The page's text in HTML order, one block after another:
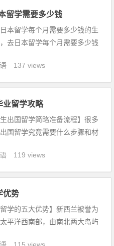
留学需要多少钱
本留学每个月需要多少钱的生
去日本留学每个月需要多少钱
地区。作为世界上生活物价水
费支出情况下，留学生满足基
137 views
业留学攻略
出国留学简略准备流程】很多
国留学究竟需要什么步骤和材
分为如下几个步骤进行：一、
准化考试包括两部分，一是
119 views
优势
学的五大优势】新西兰被誉为
平洋西南部，由南北两大岛屿